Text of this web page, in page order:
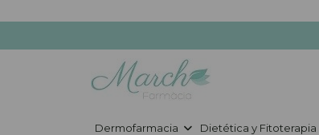
Dermofarmacia Dietética y Fitoterapia